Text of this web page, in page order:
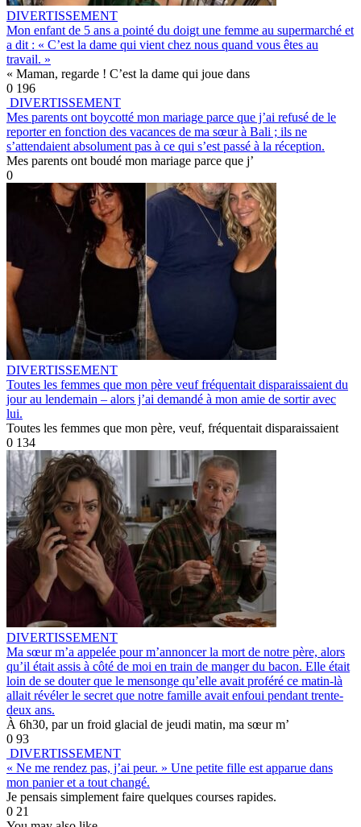
DIVERTISSEMENT
Mon enfant de 5 ans a pointé du doigt une femme au supermarché et
a dit : « C’est la dame qui vient chez nous quand vous êtes au
travail. »
« Maman, regarde ! C’est la dame qui joue dans
0 196
DIVERTISSEMENT
Mes parents ont boycotté mon mariage parce que j’ai refusé de le
reporter en fonction des vacances de ma sœur à Bali ; ils ne
s’attendaient absolument pas à ce qui s’est passé à la réception.
Mes parents ont boudé mon mariage parce que j’
0
DIVERTISSEMENT
Toutes les femmes que mon père veuf fréquentait disparaissaient du
jour au lendemain – alors j’ai demandé à mon amie de sortir avec
lui.
Toutes les femmes que mon père, veuf, fréquentait disparaissaient
0 134
DIVERTISSEMENT
Ma sœur m’a appelée pour m’annoncer la mort de notre père, alors
qu’il était assis à côté de moi en train de manger du bacon. Elle était
loin de se douter que le mensonge qu’elle avait proféré ce matin-là
allait révéler le secret que notre famille avait enfoui pendant trente-
deux ans.
À 6h30, par un froid glacial de jeudi matin, ma sœur m’
0 93
DIVERTISSEMENT
« Ne me rendez pas, j’ai peur. » Une petite fille est apparue dans
mon panier et a tout changé.
Je pensais simplement faire quelques courses rapides.
0 21